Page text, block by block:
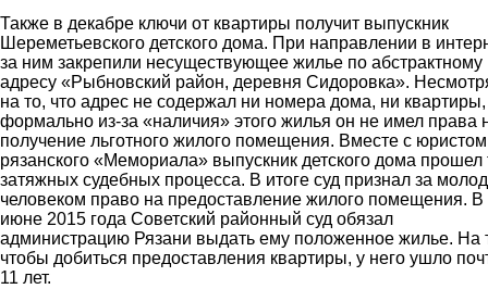
Также в декабре ключи от квартиры получит выпускник
Шереметьевского детского дома. При направлении в
за ним закрепили несуществующее жилье по абстрактному
адресу «Рыбновский район, деревня Сидоровка».
на то, что адрес не содержал ни номера дома, ни квартиры,
формально из-за «наличия» этого жилья он не имел права
получение льготного жилого помещения. Вместе с юристом
рязанского «Мемориала» выпускник детского дома прошел
затяжных судебных процесса. В итоге суд признал за
человеком право на предоставление жилого помещения. В
июне 2015 года Советский районный суд обязал
администрацию Рязани выдать ему положенное жилье. На
чтобы добиться предоставления квартиры, у него ушло
11 лет.